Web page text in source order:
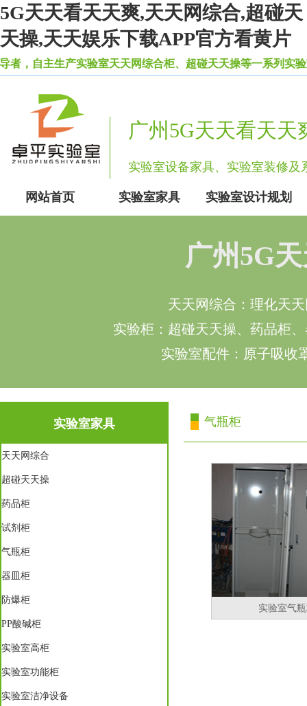
5G天天看天天爽,天天网综合,超碰天
天操,天天娱乐下载APP官方看黄片
自主生产实验室天天网综合柜、超碰天天操等一系列实验室
广州5G天天看天
实验室设备家具、实验室装修
网站首页 实验室家具 实验室设计规划
广州5G
天天网综合：理化天天网
实验柜：超碰天天操、药品柜
实验室配件：原子吸收罩
实验室家具
天天网综合
超碰天天操
药品柜
试剂柜
气瓶柜
器皿柜
防爆柜
PP酸碱柜
实验室高柜
实验室功能柜
实验室洁净设备
气瓶柜
实验室气